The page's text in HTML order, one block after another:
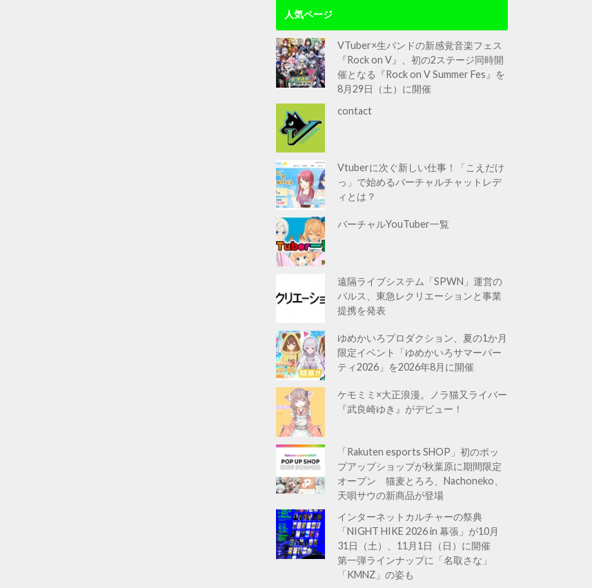
人気ページ
VTuber×生バンドの新感覚音楽フェス
『Rock on V』、初の2ステージ同時開
催となる『Rock on V Summer Fes』を
8月29日（土）に開催
contact
Vtuberに次ぐ新しい仕事！「こえだけ
っ」で始めるバーチャルチャットレデ
ィとは？
バーチャルYouTuber一覧
遠隔ライブシステム「SPWN」運営の
バルス、東急レクリエーションと事業
提携を発表
ゆめかいろプロダクション、夏の1か月
限定イベント「ゆめかいろサマーパー
ティ2026」を2026年8月に開催
ケモミミ×大正浪漫。ノラ猫又ライバー
『武良崎ゆき』がデビュー！
「Rakuten esports SHOP」初のポッ
プアップショップが秋葉原に期間限定
オープン 猫麦とろろ、Nachoneko、
天唄サウの新商品が登場
インターネットカルチャーの祭典
「NIGHT HIKE 2026 in 幕張」が10月
31日（土）、11月1日（日）に開催
第一弾ラインナップに「名取さな」
「KMNZ」の姿も